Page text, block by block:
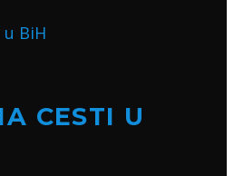
CESTI U